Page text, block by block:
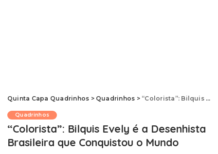
Quinta Capa Quadrinhos > Quadrinhos > “Colorista”: Bilquis Evely é a Desenhista Brasileira que Conquistou o Mundo
Quadrinhos
“Colorista”: Bilquis Evely é a Desenhista
Brasileira que Conquistou o Mundo